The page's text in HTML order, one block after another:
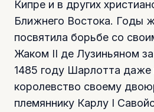
Кипре и в других
Ближнего Востока. Годы
посвятила борьбе со
Жаком II де Лузиньяном
1485 году Шарлотта даже
королевство своему
племяннику Карлу I